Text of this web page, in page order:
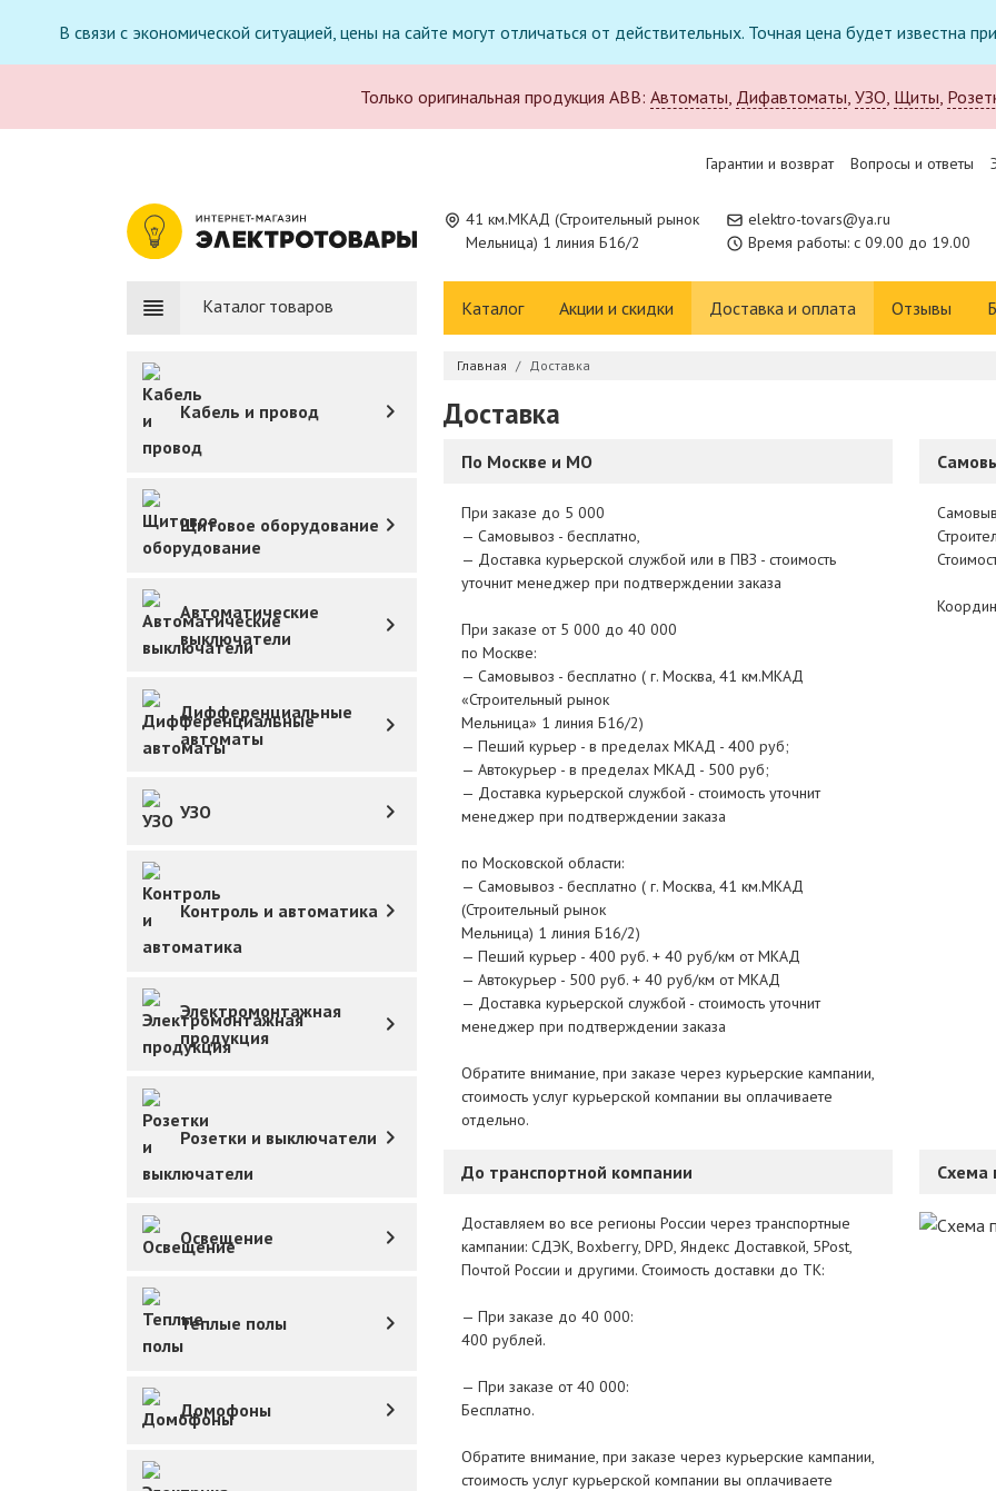
В связи с экономической ситуацией, цены на сайте могут отличаться от действительных. Точная цена будет
Только оригинальная продукция ABB: Автоматы, Дифавтоматы, УЗО, Щиты,
Гарантии и возврат Вопросы и ответы
41 км.МКАД (Строительный рынок
Мельница) 1 линия Б16/2
elektro-tovars@ya.ru
Время работы: с 09.00 до 19.00
Каталог товаров Каталог Акции и скидки Доставка и оплата Отзывы
Кабель и провод
Щитовое оборудование
Автоматические
выключатели
Дифференциальные
автоматы
УЗО
Контроль и автоматика
Электромонтажная
продукция
Розетки и выключатели
Освещение
Теплые полы
Домофоны
Главная Доставка
Доставка
По Москве и МО
При заказе до 5 000
— Самовывоз - бесплатно,
— Доставка курьерской службой или в ПВЗ - стоимость
уточнит менеджер при подтверждении заказа
При заказе от 5 000 до 40 000
по Москве:
— Самовывоз - бесплатно ( г. Москва, 41 км.МКАД
«Строительный рынок
Мельница» 1 линия Б16/2)
— Пеший курьер - в пределах МКАД - 400 руб;
— Автокурьер - в пределах МКАД - 500 руб;
— Доставка курьерской службой - стоимость уточнит
менеджер при подтверждении заказа
по Московской области:
— Самовывоз - бесплатно ( г. Москва, 41 км.МКАД
(Строительный рынок
Мельница) 1 линия Б16/2)
— Пеший курьер - 400 руб. + 40 руб/км от МКАД
— Автокурьер - 500 руб. + 40 руб/км от МКАД
— Доставка курьерской службой - стоимость уточнит
менеджер при подтверждении заказа
Обратите внимание, при заказе через курьерские кампании,
стоимость услуг курьерской компании вы оплачиваете
отдельно.
До транспортной компании
Доставляем во все регионы России через транспортные
кампании: СДЭК, Boxberry, DPD, Яндекс Доставкой, 5Post,
Почтой России и другими. Стоимость доставки до ТК:
— При заказе до 40 000:
400 рублей.
— При заказе от 40 000:
Бесплатно.
Обратите внимание, при заказе через курьерские кампании,
стоимость услуг курьерской компании вы оплачиваете
Схема